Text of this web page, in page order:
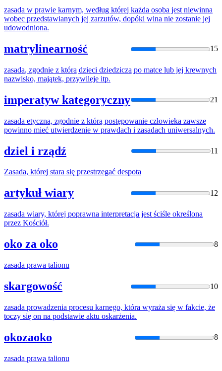
zasada w prawie karnym, według której każda osoba jest niewinna
wobec przedstawianych jej zarzutów, dopóki wina nie zostanie jej
udowodniona.
matrylinearność 15
zasada, zgodnie z którą dzieci dziedziczą po matce lub jej krewnych
nazwisko, majątek, przywileje itp.
imperatyw kategoryczny 21
zasada etyczna, zgodnie z którą postępowanie człowieka zawsze
powinno mieć utwierdzenie w prawdach i zasadach uniwersalnych.
dziel i rządź 11
Zasada, której stara się przestrzegać despota
artykuł wiary 12
zasada wiary, której poprawna interpretacja jest ściśle określona
przez Kościół.
oko za oko 8
zasada prawa talionu
skargowość 10
zasada prowadzenia procesu karnego, która wyraża się w fakcie, że
toczy się on na podstawie aktu oskarżenia.
okozaoko 8
zasada prawa talionu